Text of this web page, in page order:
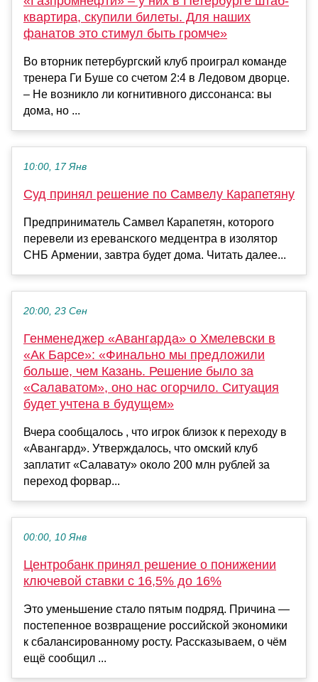
квартира, скупили билеты. Для наших
фанатов это стимул быть громче»
Во вторник петербургский клуб проиграл команде
тренера Ги Буше со счетом 2:4 в Ледовом дворце.
– Не возникло ли когнитивного диссонанса: вы
дома, но ...
10:00, 17 Янв
Суд принял решение по Самвелу Карапетяну
Предприниматель Самвел Карапетян, которого
перевели из ереванского медцентра в изолятор
СНБ Армении, завтра будет дома. Читать далее...
20:00, 23 Сен
Генменеджер «Авангарда» о Хмелевски в
«Ак Барсе»: «Финально мы предложили
больше, чем Казань. Решение было за
«Салаватом», оно нас огорчило. Ситуация
будет учтена в будущем»
Вчера сообщалось , что игрок близок к переходу в
«Авангард». Утверждалось, что омский клуб
заплатит «Салавату» около 200 млн рублей за
переход форвар...
00:00, 10 Янв
Центробанк принял решение о понижении
ключевой ставки с 16,5% до 16%
Это уменьшение стало пятым подряд. Причина —
постепенное возвращение российской экономики
к сбалансированному росту. Рассказываем, о чём
ещё сообщил ...